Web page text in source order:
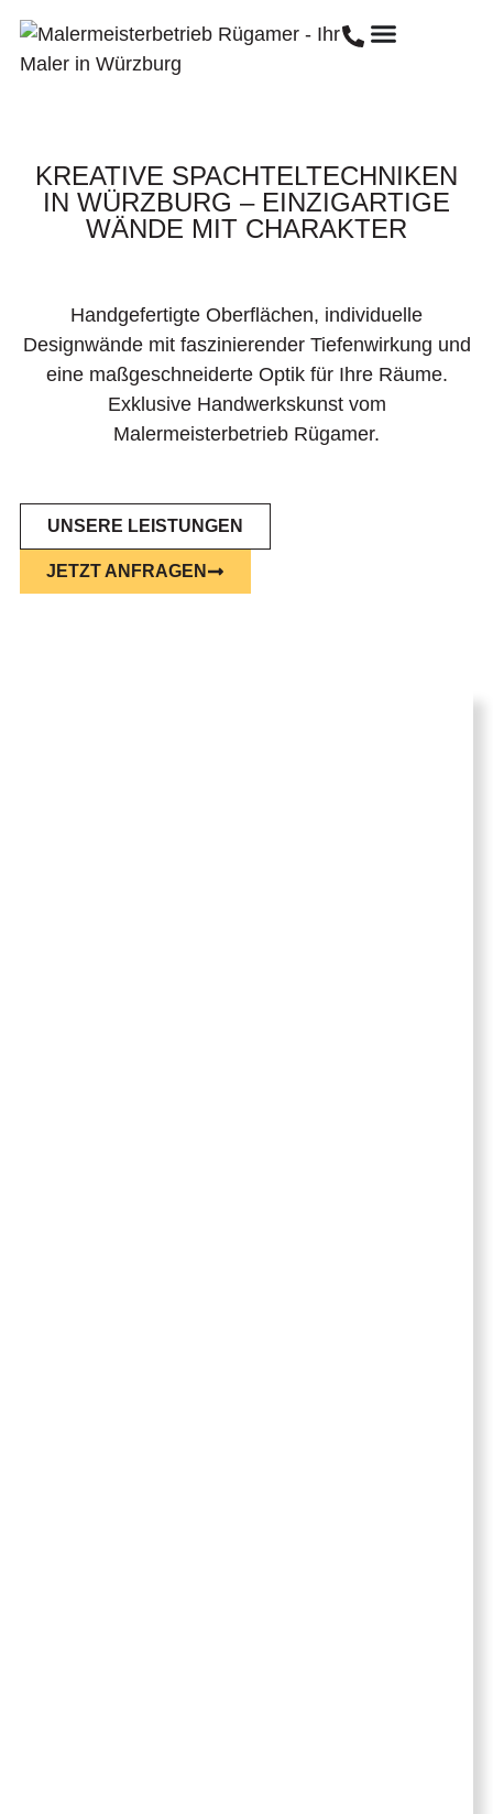
KREATIVE SPACHTELTECHNIKEN
IN WÜRZBURG – EINZIGARTIGE
WÄNDE MIT CHARAKTER
Handgefertigte Oberflächen, individuelle
Designwände mit faszinierender Tiefenwirkung und
eine maßgeschneiderte Optik für Ihre Räume.
Exklusive Handwerkskunst vom
Malermeisterbetrieb Rügamer.
UNSERE LEISTUNGEN
JETZT ANFRAGEN